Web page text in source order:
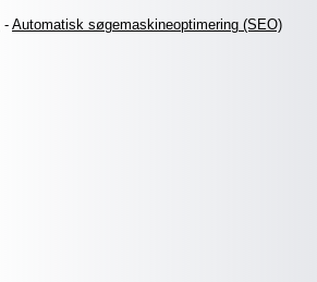
- Automatisk søgemaskineoptimering (SEO)